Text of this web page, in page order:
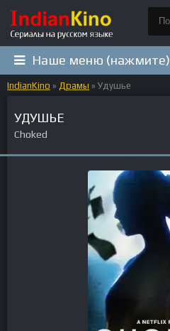
Наше меню (нажмите)
IndianKino » Драмы » Удушье
УДУШЬЕ
Choked